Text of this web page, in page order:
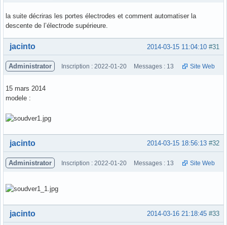
la suite décriras les portes électrodes et comment automatiser la
descente de l’électrode supérieure.
Hors ligne #31
2014-03-15 11:04:10
jacinto
Administrator Inscription : 2022-01-20 Messages : 13 Site Web
15 mars 2014
modele :
Hors ligne #32
2014-03-15 18:56:13
jacinto
Administrator Inscription : 2022-01-20 Messages : 13 Site Web
Hors ligne #33
2014-03-16 21:18:45
jacinto